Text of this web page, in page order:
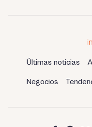
Últimas noticias
Negocios